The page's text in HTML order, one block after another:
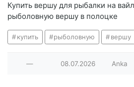
Купить вершу для рыбалки на
рыболовную вершу в полоцке
купить рыболовную вершу
— 08.07.2026 Anka